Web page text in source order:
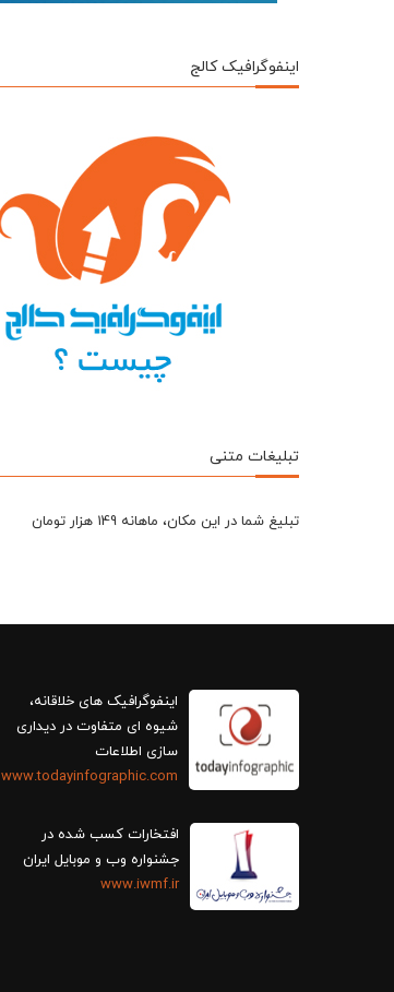
اینفوگرافیک کالج
تبلیغات متنی
تبلیغ شما در این مکان، ماهانه 149 هزار تومان
اینفوگرافیک های خلاقانه،
سازی اطلاعات
www.todayinfographic.com
افتخارات کسب شده در
جشنواره وب و موبایل ایران
www.iwmf.ir